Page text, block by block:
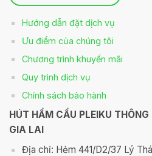
Hướng dẫn đặt dịch vụ
Ưu điểm của chúng tôi
Chương trình khuyến mãi
Quy trình dịch vụ
Chính sách bảo hành
HÚT HẦM CẦU PLEIKU
GIA LAI
Địa chỉ: Hẻm 441/D2/37 Lý